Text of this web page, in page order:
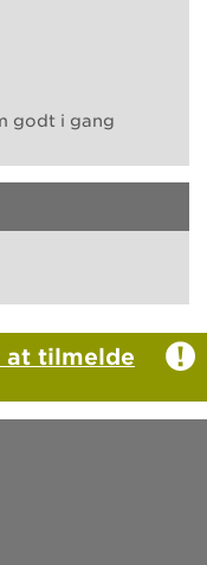
godt i gang
at tilmelde